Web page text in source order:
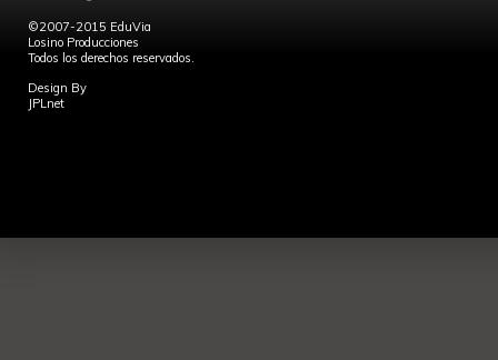
©2007-2015 EduVia
Losino Producciones
Todos los derechos reservados.
Design By
JPLnet